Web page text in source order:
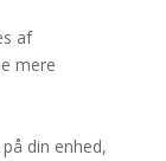
af
mere
din enhed,